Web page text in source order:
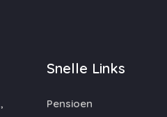
Snelle Links
Pensioen